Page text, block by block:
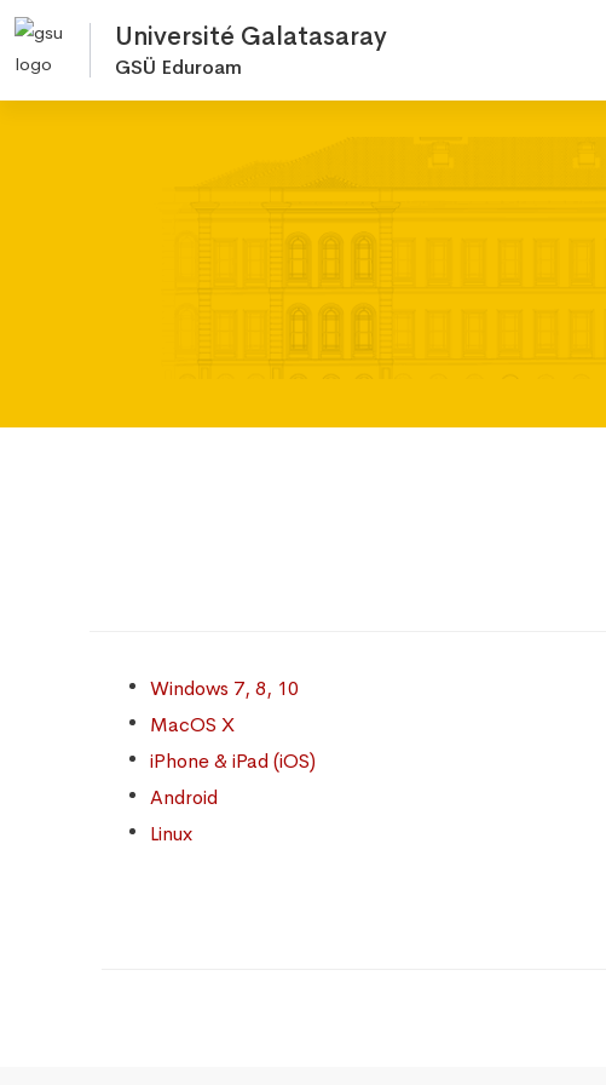
Université Galatasaray
GSÜ Eduroam
Windows 7, 8, 10
MacOS X
iPhone & iPad (iOS)
Android
Linux